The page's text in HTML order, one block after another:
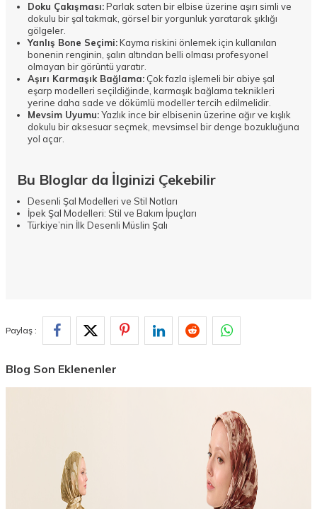
Doku Çakışması:Parlak saten bir elbise üzerine aşırı simli ve
dokulu bir şal takmak, görsel bir yorgunluk yaratarak şıklığı
gölgeler.
Yanlış Bone Seçimi:Kayma riskini önlemek için kullanılan
bonenin renginin, şalın altından belli olması profesyonel
olmayan bir görüntü yaratır.
Aşırı Karmaşık Bağlama: Çok fazla işlemeli bir abiye şal
eşarp modelleri seçildiğinde, karmaşık bağlama teknikleri
yerine daha sade ve dökümlü modeller tercih edilmelidir.
Mevsim Uyumu:Yazlık ince bir elbisenin üzerine ağır ve kışlık
dokulu bir aksesuar seçmek, mevsimsel bir denge bozukluğuna
yol açar.
Bu Bloglar da İlginizi Çekebilir
Desenli Şal Modelleri ve Stil Notları
İpek Şal Modelleri: Stil ve Bakım İpuçları
Türkiye’nin İlk Desenli Müslin Şalı
Paylaş :
Blog Son Eklenenler